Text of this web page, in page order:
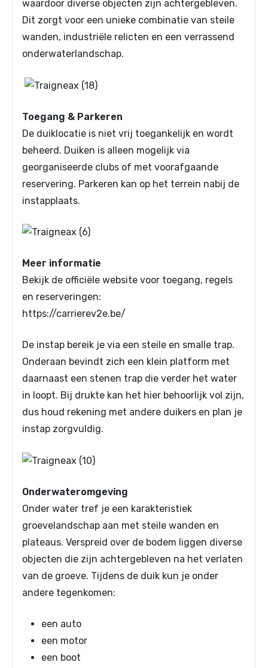
waardoor diverse objecten zijn achtergebleven.
Dit zorgt voor een unieke combinatie van steile
wanden, industriële relicten en een verrassend
onderwaterlandschap.
Toegang & Parkeren
De duiklocatie is niet vrij toegankelijk en wordt
beheerd. Duiken is alleen mogelijk via
georganiseerde clubs of met voorafgaande
reservering. Parkeren kan op het terrein nabij de
instapplaats.
Meer informatie
Bekijk de officiële website voor toegang, regels
en reserveringen:
https://carrierev2e.be/
De instap bereik je via een steile en smalle trap.
Onderaan bevindt zich een klein platform met
daarnaast een stenen trap die verder het water
in loopt. Bij drukte kan het hier behoorlijk vol zijn,
dus houd rekening met andere duikers en plan je
instap zorgvuldig.
Onderwateromgeving
Onder water tref je een karakteristiek
groevelandschap aan met steile wanden en
plateaus. Verspreid over de bodem liggen diverse
objecten die zijn achtergebleven na het verlaten
van de groeve. Tijdens de duik kun je onder
andere tegenkomen:
een auto
een motor
een boot